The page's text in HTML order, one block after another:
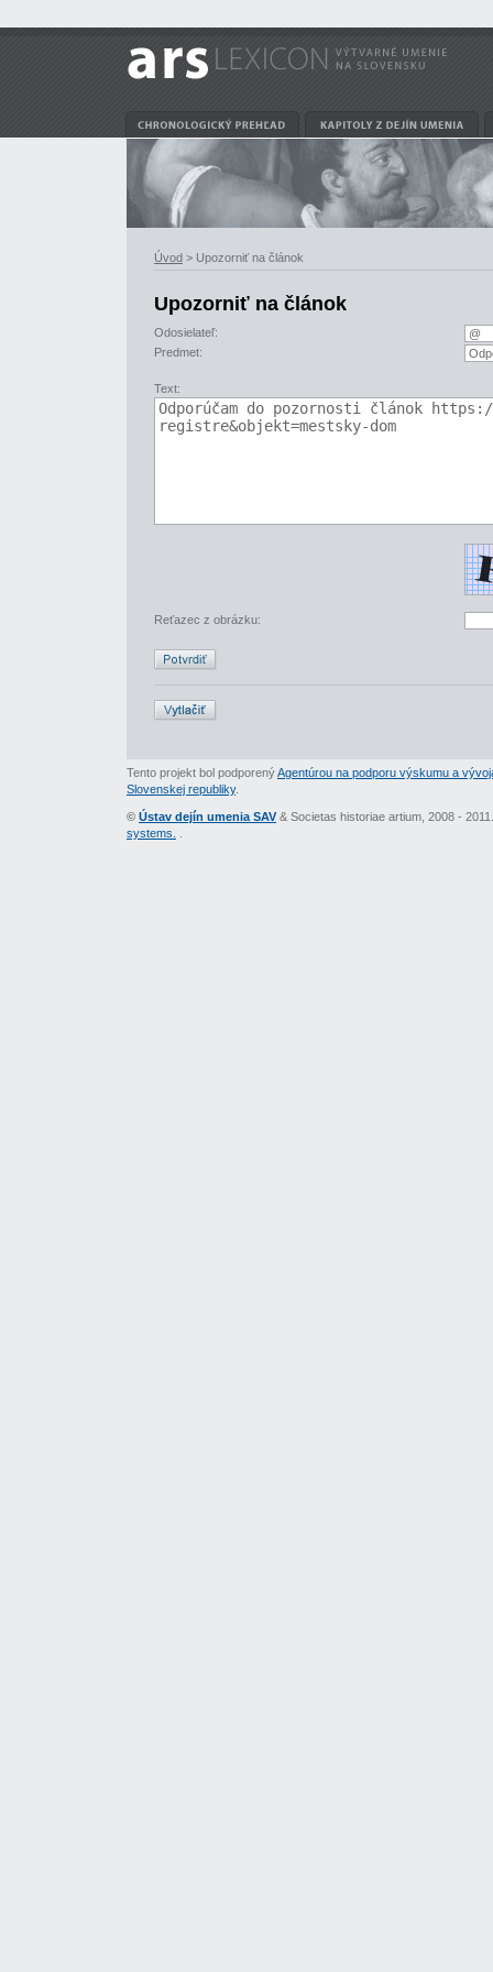
Úvod > Upozorniť na článok
Upozorniť na článok
Odosielateľ:
Predmet:
Text:
Reťazec z obrázku:
Tento projekt bol podporenýAgentúrou na podporu výskumu a
Slovenskej republiky.
© Ústav dejín umenia SAV & Societas historiae artium, 2008 -
systems.